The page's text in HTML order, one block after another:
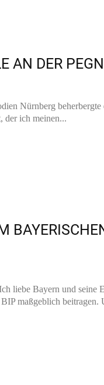
AN DER
Nürnberg
der ich meinen...
liebe Bayern und
maßgeblich beitragen.